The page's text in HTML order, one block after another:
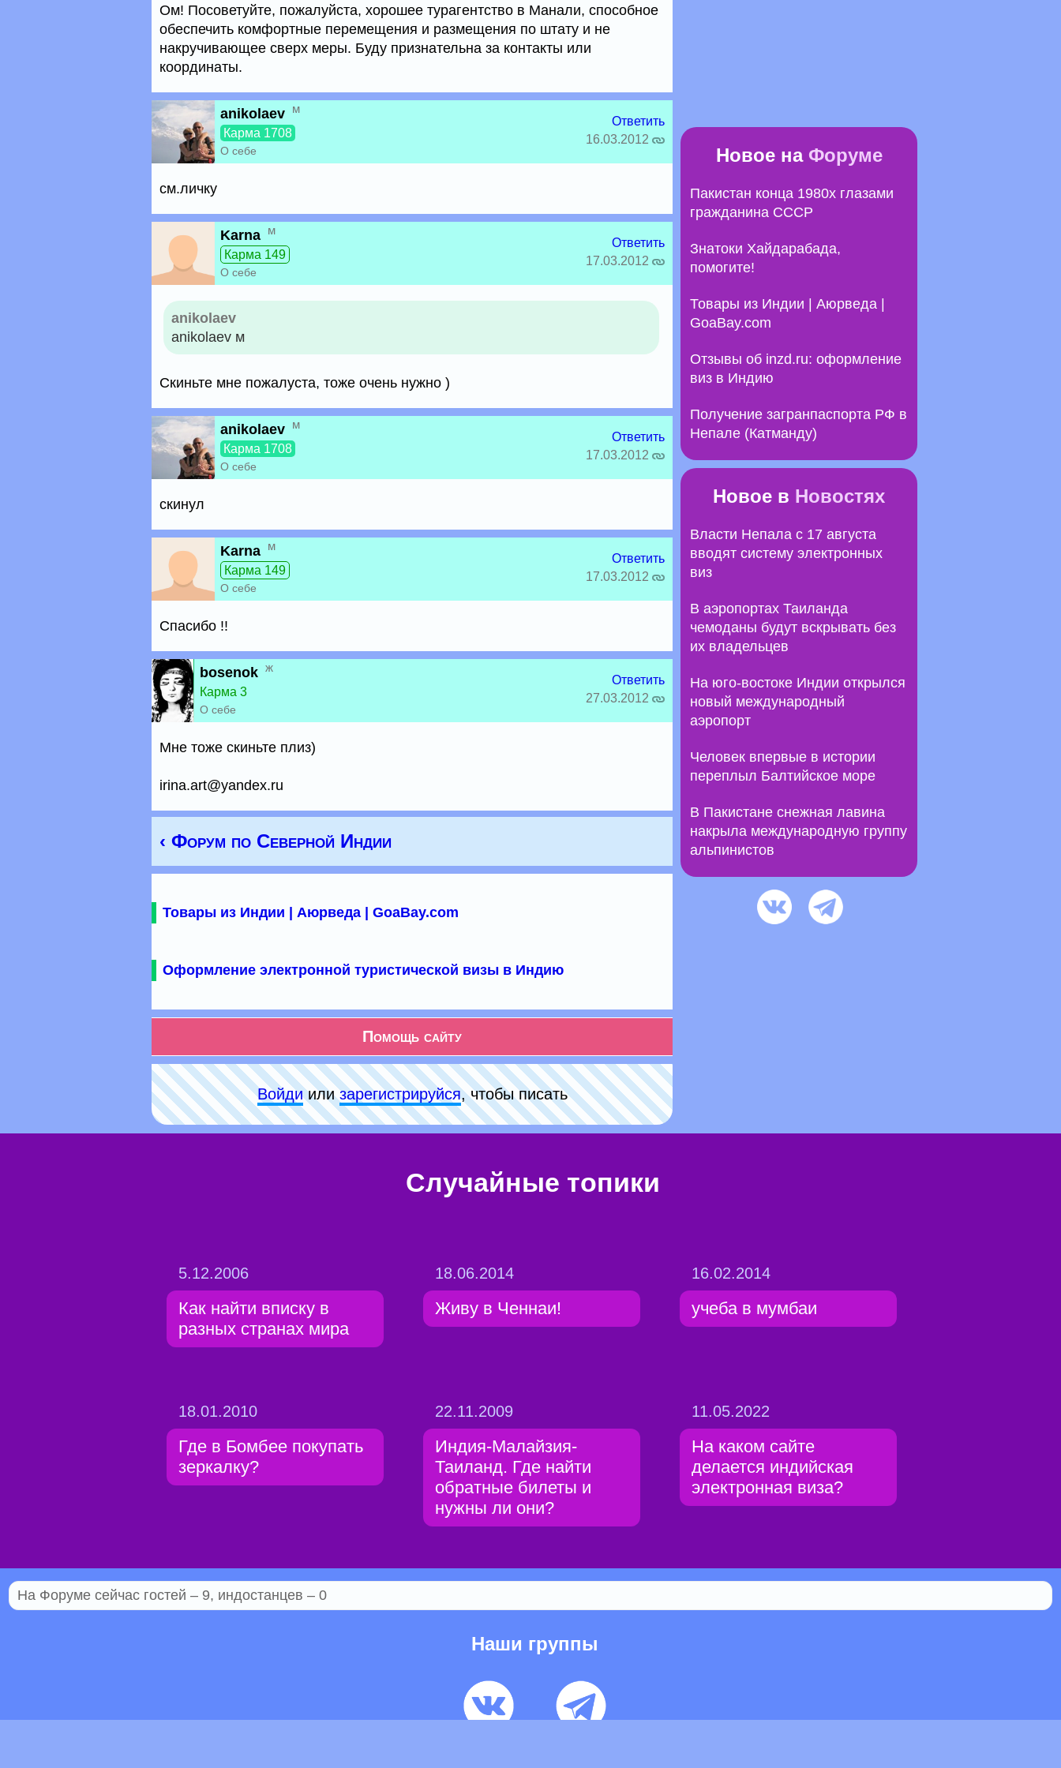
Ом! Посоветуйте, пожалуйста, хорошее турагентство в Манали, способное
обеспечить комфортные перемещения и размещения по штату и не
накручивающее сверх меры. Буду признательна за контакты или
координаты.
anikolaev м
Карма 1708
О себе
Ответить
16.03.2012
см.личку
Karna м
Карма 149
О себе
Ответить
17.03.2012
anikolaev
anikolaev м
Скиньте мне пожалуста, тоже очень нужно )
anikolaev м
Карма 1708
О себе
Ответить
17.03.2012
скинул
Karna м
Карма 149
О себе
Ответить
17.03.2012
Спасибо !!
bosenok ж
Карма 3
О себе
Ответить
27.03.2012
Мне тоже скиньте плиз)
irina.art@yandex.ru
‹ Форум по Северной Индии
Товары из Индии | Аюрведа | GoaBay.com
Оформление электронной туристической визы в Индию
Помощь сайту
Войдиилизарeгиcтpируйся, чтобы писать
Новое на Форуме
Пакистан конца 1980х глазами
гражданина СССР
Знатоки Хайдарабада,
помогите!
Товары из Индии | Аюрведа |
GoaBay.com
Отзывы об inzd.ru: оформление
виз в Индию
Получение загранпаспорта РФ в
Непале (Катманду)
Новое в Новостях
Власти Непала с 17 августа
вводят систему электронных
виз
В аэропортах Таиланда
чемоданы будут вскрывать без
их владельцев
На юго-востоке Индии открылся
новый международный
аэропорт
Человек впервые в истории
переплыл Балтийское море
В Пакистане снежная лавина
накрыла международную группу
альпинистов
Случайные топики
5.12.2006
Как найти вписку в
разных странах мира
18.06.2014
Живу в Ченнаи!
16.02.2014
учеба в мумбаи
18.01.2010
Где в Бомбее покупать
зеркалку?
22.11.2009
Индия-Малайзия-
Таиланд. Где найти
обратные билеты и
нужны ли они?
11.05.2022
На каком сайте
делается индийская
электронная виза?
На Форуме сейчас гостей – 9, индостанцев – 0
Наши группы